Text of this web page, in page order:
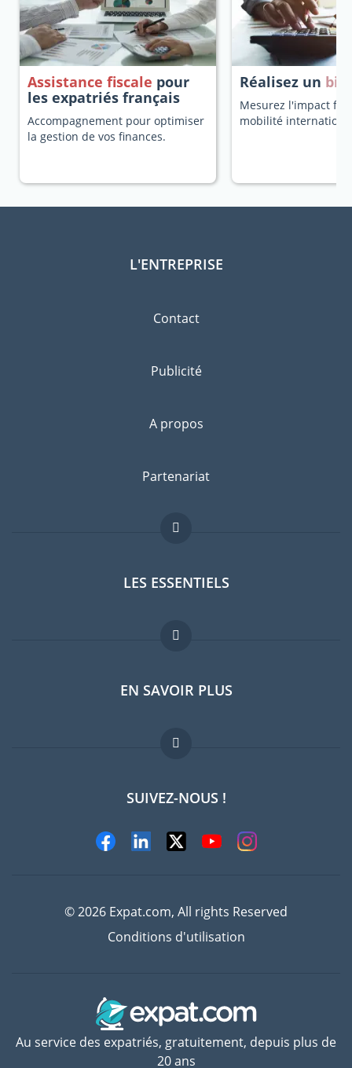
Assistance fiscale pour
les expatriés français
Accompagnement pour optimiser
la gestion de vos finances.
Réalisez un
Mesurez l'impact
mobilité
L'ENTREPRISE
Contact
Publicité
A propos
Partenariat
LES ESSENTIELS
Forum expatriés
Guides pays
Offres d'emploi
EN SAVOIR PLUS
FAQ
Experts
SUIVEZ-NOUS !
© 2026 Expat.com, All rights Reserved
Conditions d'utilisation
Au service des expatriés, gratuitement, depuis plus de
20 ans